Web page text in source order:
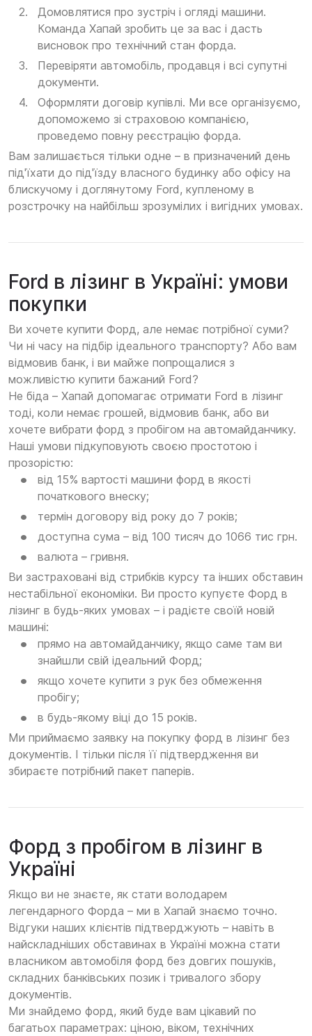
Домовлятися про зустріч і огляді машини.
Команда Хапай зробить це за вас і дасть
висновок про технічний стан форда.
Перевіряти автомобіль, продавця і всі супутні
документи.
Оформляти договір купівлі. Ми все організуємо,
допоможемо зі страховою компанією,
проведемо повну реєстрацію форда.
Вам залишається тільки одне – в призначений день
під'їхати до під'їзду власного будинку або офісу на
блискучому і доглянутому Ford, купленому в
розстрочку на найбільш зрозумілих і вигідних умовах.
Ford в лізинг в Україні: умови
покупки
Ви хочете купити Форд, але немає потрібної суми?
Чи ні часу на підбір ідеального транспорту? Або вам
відмовив банк, і ви майже попрощалися з
можливістю купити бажаний Ford?
Не біда – Хапай допомагає отримати Ford в лізинг
тоді, коли немає грошей, відмовив банк, або ви
хочете вибрати форд з пробігом на автомайданчику.
Наші умови підкуповують своєю простотою і
прозорістю:
від 15% вартості машини форд в якості
початкового внеску;
термін договору від року до 7 років;
доступна сума – від 100 тисяч до 1066 тис грн.
валюта – гривня.
Ви застраховані від стрибків курсу та інших обставин
нестабільної економіки. Ви просто купуєте Форд в
лізинг в будь-яких умовах – і радієте своїй новій
машині:
прямо на автомайданчику, якщо саме там ви
знайшли свій ідеальний Форд;
якщо хочете купити з рук без обмеження
пробігу;
в будь-якому віці до 15 років.
Ми приймаємо заявку на покупку форд в лізинг без
документів. І тільки після її підтвердження ви
збираєте потрібний пакет паперів.
Форд з пробігом в лізинг в
Україні
Якщо ви не знаєте, як стати володарем
легендарного Форда – ми в Хапай знаємо точно.
Відгуки наших клієнтів підтверджують – навіть в
найскладніших обставинах в Україні можна стати
власником автомобіля форд без довгих пошуків,
складних банківських позик і тривалого збору
документів.
Ми знайдемо форд, який буде вам цікавий по
багатьох параметрах: ціною, віком, технічних